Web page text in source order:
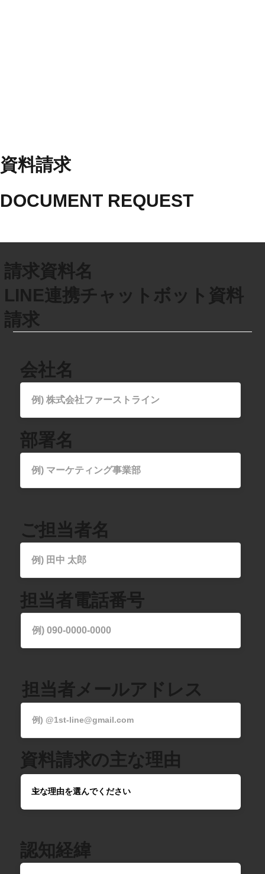
DOCUMENT REQUEST
資料請求
​会社名
ご​担当者名
担当者電話番号
​担当者メールアドレス
​部署名
資料請求の主な理由
​認知経緯
請求資料名
LINE連携チャットボット資料
請求